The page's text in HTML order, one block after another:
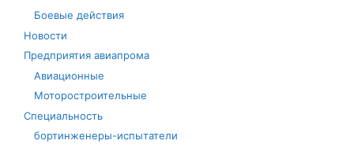
Боевые действия
Новости
Предприятия авиапрома
Авиационные
Моторостроительные
Специальность
бортинженеры-испытатели